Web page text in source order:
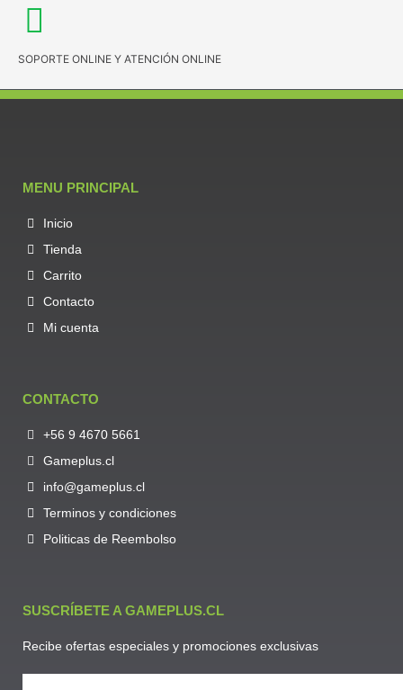
SOPORTE ONLINE Y ATENCIÓN ONLINE
MENU PRINCIPAL
Inicio
Tienda
Carrito
Contacto
Mi cuenta
CONTACTO
+56 9 4670 5661
Gameplus.cl
info@gameplus.cl
Terminos y condiciones
Politicas de Reembolso
SUSCRÍBETE A GAMEPLUS.CL
Recibe ofertas especiales y promociones exclusivas